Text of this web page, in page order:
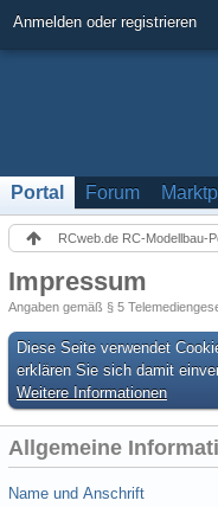
Anmelden oder registrieren
Portal Forum
RCweb.de RC-Modellbau-
Impressum
Angaben gemäß § 5
Diese Seite verwendet
erklären Sie sich damit
Weitere Informationen
Allgemeine
Name und Anschrift